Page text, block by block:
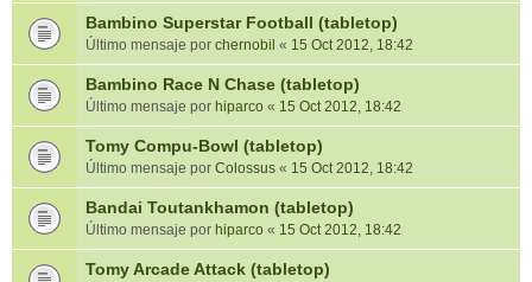
Bambino Superstar Football (tabletop)
Último mensaje por chernobil « 15 Oct 2012, 18:42
Bambino Race N Chase (tabletop)
Último mensaje por hiparco « 15 Oct 2012, 18:42
Tomy Compu-Bowl (tabletop)
Último mensaje por Colossus « 15 Oct 2012, 18:42
Bandai Toutankhamon (tabletop)
Último mensaje por hiparco « 15 Oct 2012, 18:42
Tomy Arcade Attack (tabletop)